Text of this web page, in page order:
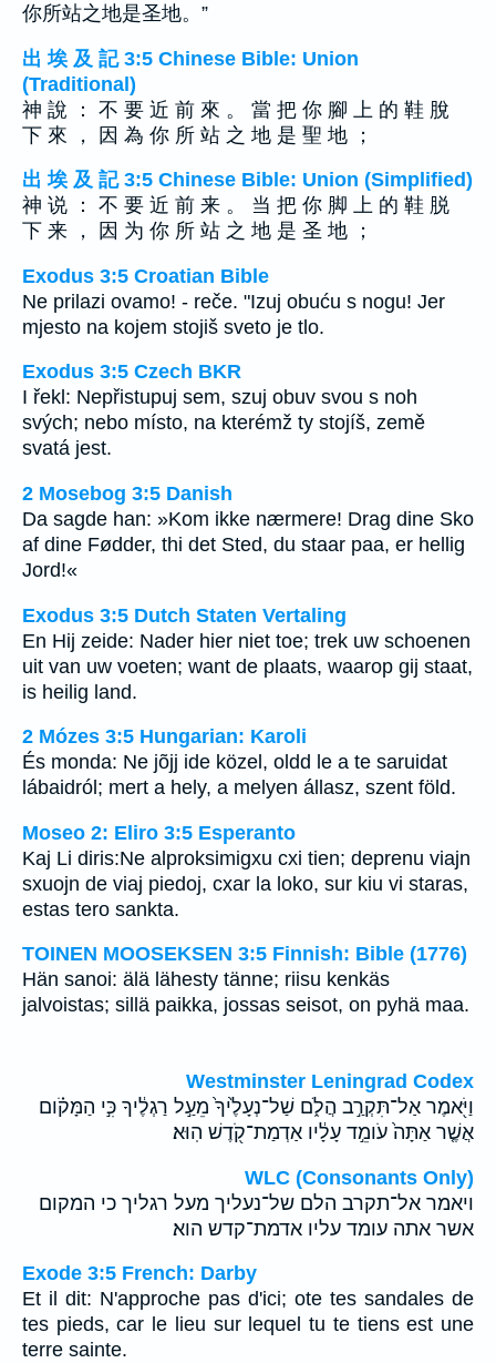
你所站之地是圣地。”
出 埃 及 記 3:5 Chinese Bible: Union
(Traditional)
神 說 ： 不 要 近 前 來 。 當 把 你 腳 上 的 鞋 脫
下 來 ， 因 為 你 所 站 之 地 是 聖 地 ；
出 埃 及 記 3:5 Chinese Bible: Union (Simplified)
神 说 ： 不 要 近 前 来 。 当 把 你 脚 上 的 鞋 脱
下 来 ， 因 为 你 所 站 之 地 是 圣 地 ；
Exodus 3:5 Croatian Bible
Ne prilazi ovamo! - reče. "Izuj obuću s nogu! Jer
mjesto na kojem stojiš sveto je tlo.
Exodus 3:5 Czech BKR
I řekl: Nepřistupuj sem, szuj obuv svou s noh
svých; nebo místo, na kterémž ty stojíš, země
svatá jest.
2 Mosebog 3:5 Danish
Da sagde han: »Kom ikke nærmere! Drag dine Sko
af dine Fødder, thi det Sted, du staar paa, er hellig
Jord!«
Exodus 3:5 Dutch Staten Vertaling
En Hij zeide: Nader hier niet toe; trek uw schoenen
uit van uw voeten; want de plaats, waarop gij staat,
is heilig land.
2 Mózes 3:5 Hungarian: Karoli
És monda: Ne jõjj ide közel, oldd le a te saruidat
lábaidról; mert a hely, a melyen állasz, szent föld.
Moseo 2: Eliro 3:5 Esperanto
Kaj Li diris:Ne alproksimigxu cxi tien; deprenu viajn
sxuojn de viaj piedoj, cxar la loko, sur kiu vi staras,
estas tero sankta.
TOINEN MOOSEKSEN 3:5 Finnish: Bible (1776)
Hän sanoi: älä lähesty tänne; riisu kenkäs
jalvoistas; sillä paikka, jossas seisot, on pyhä maa.
Westminster Leningrad Codex
וַיֹּ֖אמֶר אַל־תִּקְרַ֣ב הֲלֹ֑ם שַׁל־נְעָלֶ֙יךָ֙ מֵעַ֣ל רַגְלֶ֔יךָ כִּ֣י הַמָּקֹ֗ום
אֲשֶׁ֤ר אַתָּה֙ עֹומֵ֣ד עָלָ֔יו אַדְמַת־קֹ֖דֶשׁ הֽוּא׃
WLC (Consonants Only)
ויאמר אל־תקרב הלם של־נעליך מעל רגליך כי המקום
אשר אתה עומד עליו אדמת־קדש הוא׃
Exode 3:5 French: Darby
Et il dit: N'approche pas d'ici; ote tes sandales de
tes pieds, car le lieu sur lequel tu te tiens est une
terre sainte.